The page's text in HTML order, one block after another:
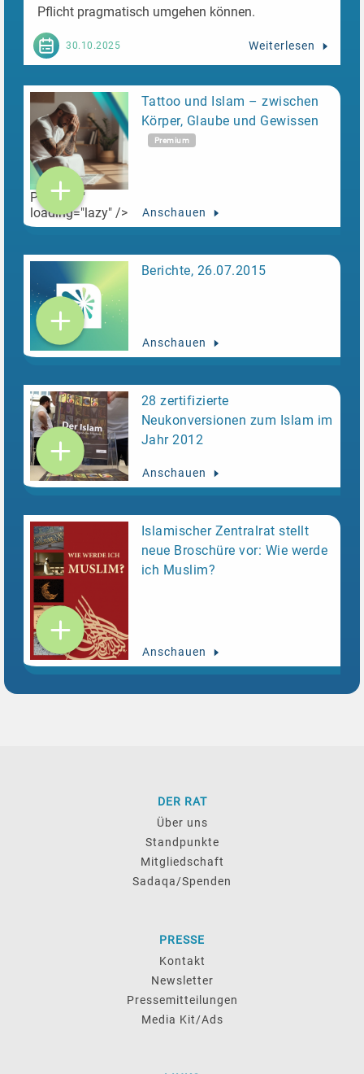
Pflicht pragmatisch umgehen können.
30.10.2025 Weiterlesen
Premium"
loading="lazy" />
Tattoo und Islam – zwischen
Körper, Glaube und Gewissen
Premium
Anschauen
Berichte, 26.07.2015
Anschauen
28 zertifizierte
Neukonversionen zum Islam im
Jahr 2012
Anschauen
Islamischer Zentralrat stellt
neue Broschüre vor: Wie werde
ich Muslim?
Anschauen
DER RAT
Über uns
Standpunkte
Mitgliedschaft
Sadaqa/Spenden
PRESSE
Kontakt
Newsletter
Pressemitteilungen
Media Kit/Ads